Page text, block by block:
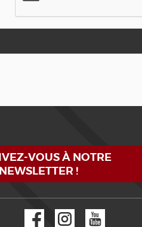
VOUS À NOTRE
NEWSLETTER !